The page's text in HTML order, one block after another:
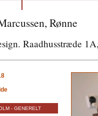
Rønne
Raadhusstræde
- GENERELT